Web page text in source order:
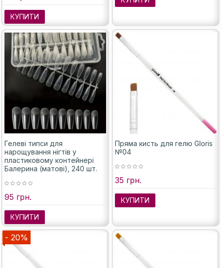
КУПИТИ
Гелеві типси для
нарощування нігтів у
пластиковому контейнері
Балерина (матові), 240 шт.
95 грн.
КУПИТИ
Пряма кисть для гелю Gloris
№04
35 грн.
КУПИТИ
- 20%